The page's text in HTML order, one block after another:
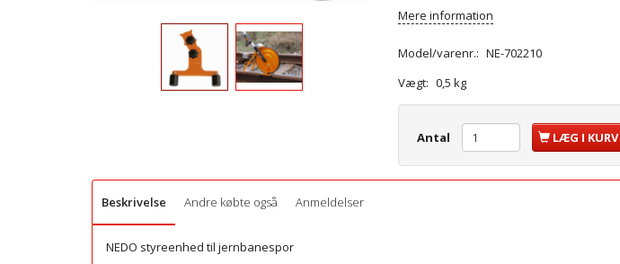
Mere information
Model/varenr.: NE-702210
Vægt: 0,5 kg
Antal LÆG I KURV
Beskrivelse Andre købte også Anmeldelser
NEDO styreenhed til jernbanespor